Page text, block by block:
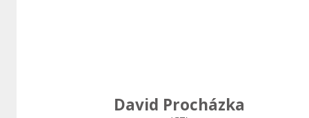
David Procházka